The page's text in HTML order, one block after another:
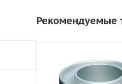
- ВЗ-DIN
Рекомендуемые